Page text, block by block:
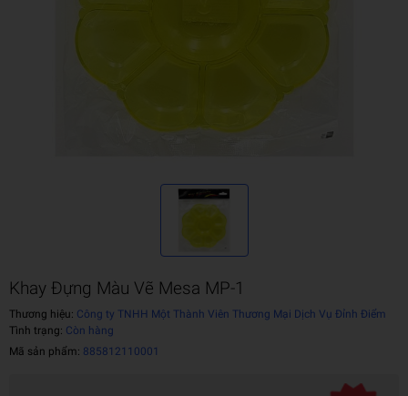
Khay Đựng Màu Vẽ Mesa MP-1
Thương hiệu: Công ty TNHH Một Thành Viên Thương Mại Dịch Vụ Đỉnh Điểm
Tình trạng: Còn hàng
Mã sản phẩm: 885812110001